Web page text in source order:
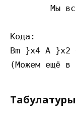
Мы
Кода:
Bm }x4 A }x2